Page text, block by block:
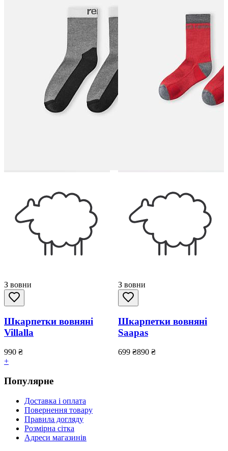
З вовни
Шкарпетки вовняні
Villalla
990 ₴
+
З вовни
Шкарпетки вовняні
Saapas
699 ₴890 ₴
Популярне
Доставка і оплата
Повернення товару
Правила догляду
Розмірна сітка
Адреси магазинів